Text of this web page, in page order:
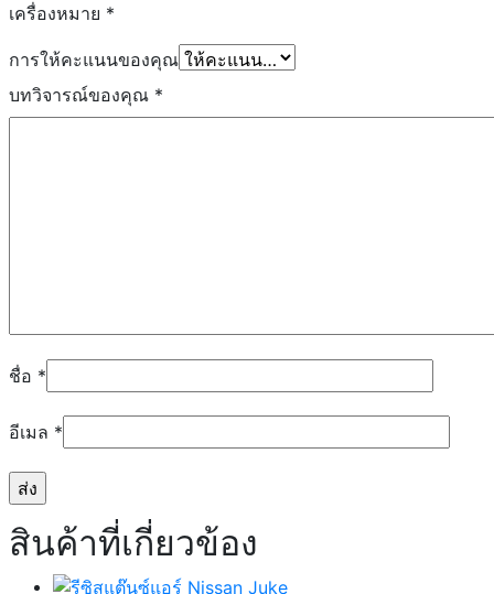
เครื่องหมาย *
การให้คะแนนของคุณ
บทวิจารณ์ของคุณ *
ชื่อ *
อีเมล *
สินค้าที่เกี่ยวข้อง